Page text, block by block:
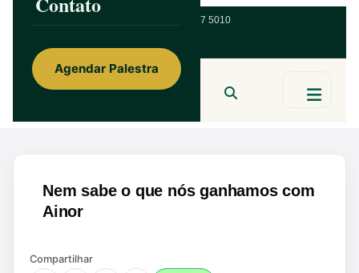
47 9 9967 5010
Ainor Lotério
Agendar Palestra
Nem sabe o que nós ganhamos com
Ainor
Compartilhar